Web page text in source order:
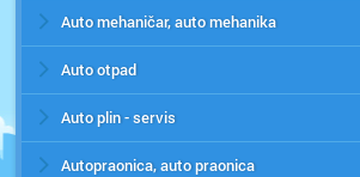
Auto mehaničar, auto mehanika
Auto otpad
Auto plin - servis
Autopraonica, auto praonica